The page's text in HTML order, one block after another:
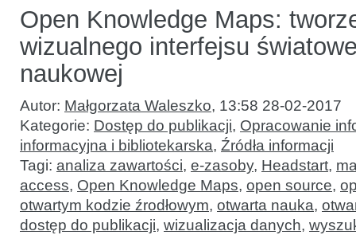
Open Knowledge Maps:
wizualnego interfejsu
naukowej
Autor: Małgorzata Waleszko, 13:58 28-02-2017
Kategorie: Dostęp do publikacji, Opracowanie
informacyjna i bibliotekarska, Źródła informacji
Tagi: analiza zawartości, e-zasoby, Headstart,
access, Open Knowledge Maps, open source,
otwartym kodzie źrodłowym, otwarta nauka,
dostęp do publikacji, wizualizacja danych,